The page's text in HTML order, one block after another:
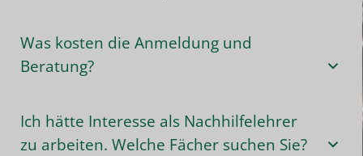
Was kosten die Anmeldung und
Beratung?
Ich hätte Interesse als Nachhilfelehrer
zu arbeiten. Welche Fächer suchen Sie?